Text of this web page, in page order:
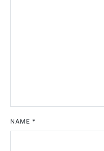
NAME *